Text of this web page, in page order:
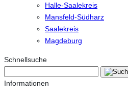
Halle-Saalekreis
Mansfeld-Südharz
Saalekreis
Magdeburg
Schnellsuche
Informationen